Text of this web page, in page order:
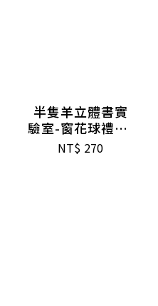
半隻羊立體書實
驗室-窗花球禮盒-
孔雀青
NT$ 270